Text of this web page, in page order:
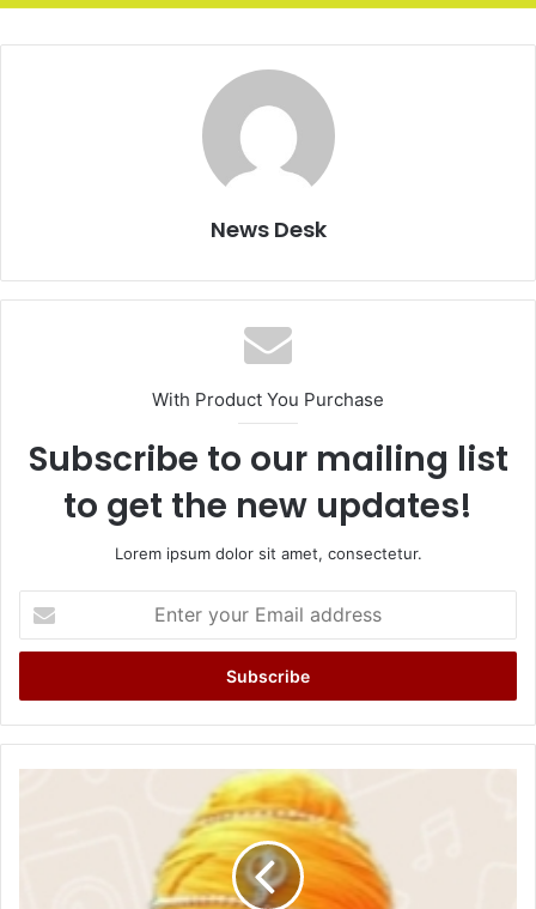
News Desk
With Product You Purchase
Subscribe to our mailing list
to get the new updates!
Lorem ipsum dolor sit amet, consectetur.
your
Email